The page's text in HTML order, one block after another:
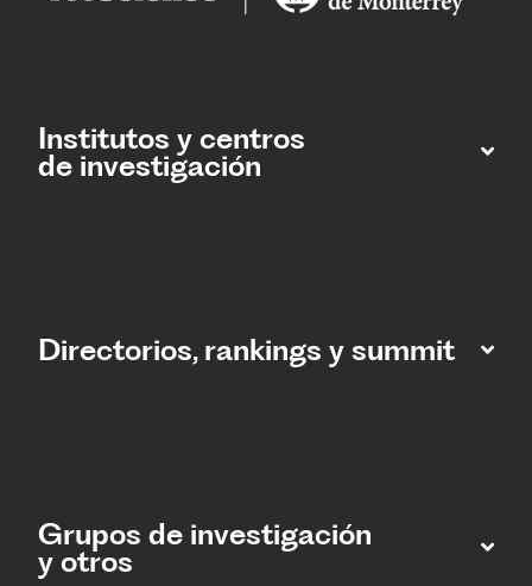
Institutos y centros
de investigación
Directorios, rankings y summit
Grupos de investigación
y otros